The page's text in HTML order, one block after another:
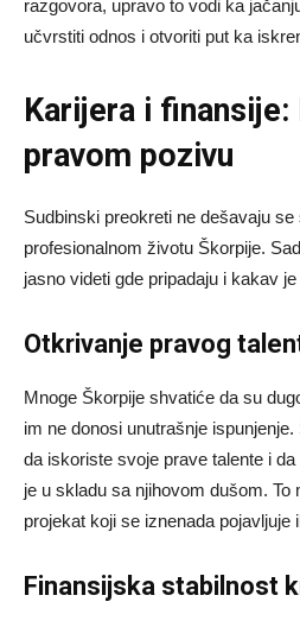
razgovora, upravo to vodi ka
učvrstiti odnos i otvoriti put ka
Karijera i finansije:
pravom pozivu
Sudbinski preokreti ne dešavaju
profesionalnom životu Škorpije.
jasno videti gde pripadaju i kakav
Otkrivanje pravog
Mnoge Škorpije shvatiće da su
im ne donosi unutrašnje
da iskoriste svoje prave talente i
je u skladu sa njihovom dušom. To
projekat koji se iznenada pojavljuje
Finansijska stabilnost